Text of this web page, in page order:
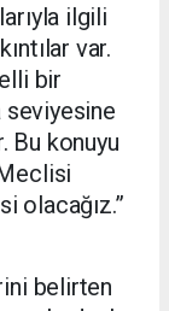
ilgili
var.
bir
seviyesine
Bu konuyu
olacağız.”
belirten